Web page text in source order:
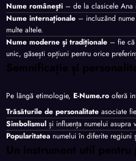
Nume românești – de la clasicele Ana
Nume internaționale – incluzând
multe altele.
Nume moderne și tradiționale – fie că
unic, găsești opțiuni pentru orice
Semnificație și
Pe lângă etimologie, E-Nume.ro oferă
Trăsăturile de personalitate asociate
Simbolismul și influența numelui asupra
Popularitatea numelui în diferite regiuni
Un instrument util